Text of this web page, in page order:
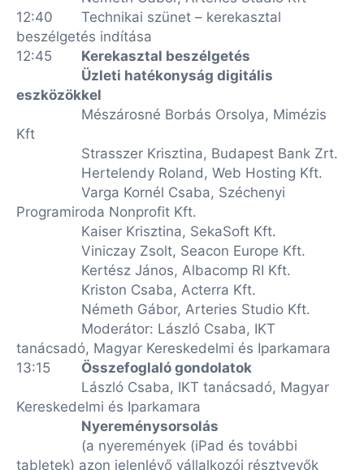
12:40
Technikai szünet – kerekasztal
beszélgetés indítása
12:45
Kerekasztal beszélgetés
Üzleti hatékonyság digitális
eszközökkel
Mészárosné Borbás Orsolya, Mimézis
Kft
Strasszer Krisztina, Budapest Bank Zrt.
Hertelendy Roland, Web Hosting Kft.
Varga Kornél Csaba, Széchenyi
Programiroda Nonprofit Kft.
Kaiser Krisztina, SekaSoft Kft.
Viniczay Zsolt, Seacon Europe Kft.
Kertész János, Albacomp RI Kft.
Kriston Csaba, Acterra Kft.
Németh Gábor, Arteries Studio Kft.
Moderátor: László Csaba, IKT
tanácsadó, Magyar Kereskedelmi és Iparkamara
13:15
Összefoglaló gondolatok
László Csaba, IKT tanácsadó, Magyar
Kereskedelmi és Iparkamara
Nyereménysorsolás
(a nyeremények (iPad és további
tabletek) azon jelenlévő vállalkozói résztvevők